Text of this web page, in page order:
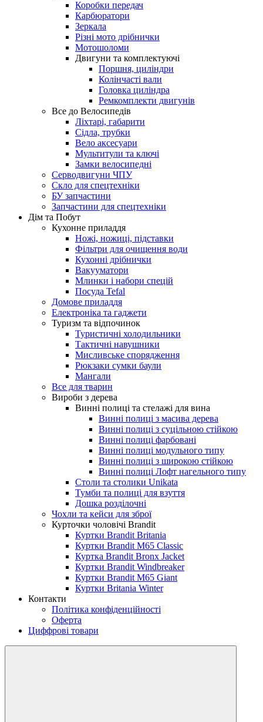
Коробки передач
Карбюратори
Зеркала
Різні мото дрібнички
Мотошоломи
Двигуни та комплектуючі
Поршня, циліндри
Колінчасті вали
Головка циліндра
Ремкомплекти двигунів
Все до Велосипедів
Ліхтарі, габарити
Сідла, трубки
Вело аксесуари
Мультитули та ключі
Замки велосипедні
Серводвигуни ЧПУ
Скло для спецтехніки
БУ запчастини
Запчастини для спецтехніки
Дім та Побут
Кухонне приладдя
Ножі, ножиці, підставки
Фільтри для очищення води
Кухонні дрібнички
Вакууматори
Млинки і набори спецій
Посуда Tefal
Домове приладдя
Електроніка та гаджети
Туризм та відпочинок
Туристичні холодильники
Тактичні навушники
Мисливське спорядження
Рюкзаки сумки баули
Мангали
Все для тварин
Вироби з дерева
Винні полиці та стелажі для вина
Винні полиці з масива дерева
Винні полиці з суцільною стійкою
Винні полиці фарбовані
Винні полиці модульного типу
Винні полиці з широкою стійкою
Винні полиці Лофт нагельного типу
Столи та столики Unikata
Тумби та полиці для взуття
Дошка розділочні
Чохли та кейси для зброї
Курточки чоловічі Brandit
Куртки Brandit Britania
Куртки Brandit M65 Classic
Куртка Brandit Bronx Jacket
Куртки Brandit Windbreaker
Куртки Brandit M65 Giant
Куртки Britania Winter
Контакти
Політика конфіденційності
Оферта
Циффрові товари